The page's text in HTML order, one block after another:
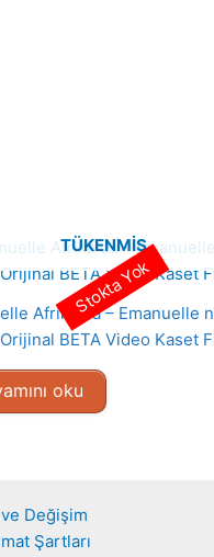
TÜKENMIŞ
Afrika da – Emanuelle
BETA Video Kaset
oku
Stokta Yok
Değişim
Şartları